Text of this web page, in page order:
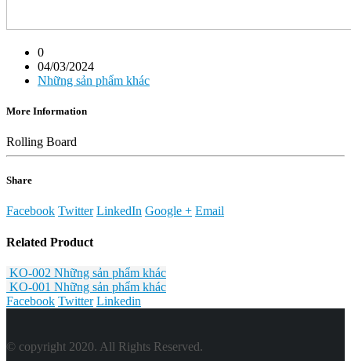
0
04/03/2024
Những sản phẩm khác
More Information
Rolling Board
Share
Facebook Twitter LinkedIn Google + Email
Related Product
KO-002 Những sản phẩm khác
KO-001 Những sản phẩm khác
Facebook Twitter Linkedin
© copyright 2020. All Rights Reserved.